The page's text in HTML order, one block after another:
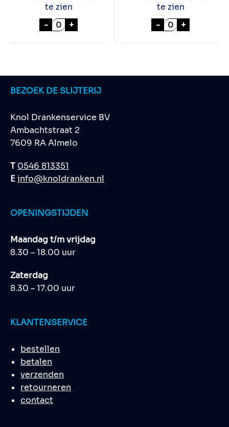
te zien
- CHIVAS REGAL 12 YEARS 70cl aantal
+
te zien
- WILD TURKEY
+
BEZOEK DE SLIJTERIJ
Knol Drankenservice BV
Ambachtstraat 2
7609 RA Almelo
T 0546 813351
Einfo@knoldranken.nl
OPENINGSTIJDEN
Maandag t/m vrijdag
8.30 – 18.00 uur
Zaterdag
8.30 – 17.00 uur
KLANTENSERVICE
bestellen
betalen
verzenden
retourneren
contact